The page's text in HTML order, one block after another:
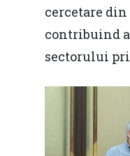
cercetare
contribuind
sectorului